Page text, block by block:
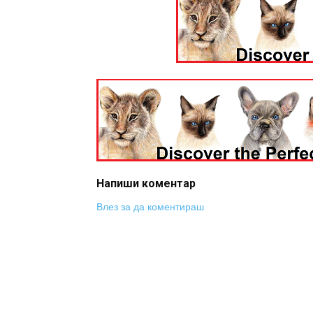
Напиши коментар
Влез за да коментираш